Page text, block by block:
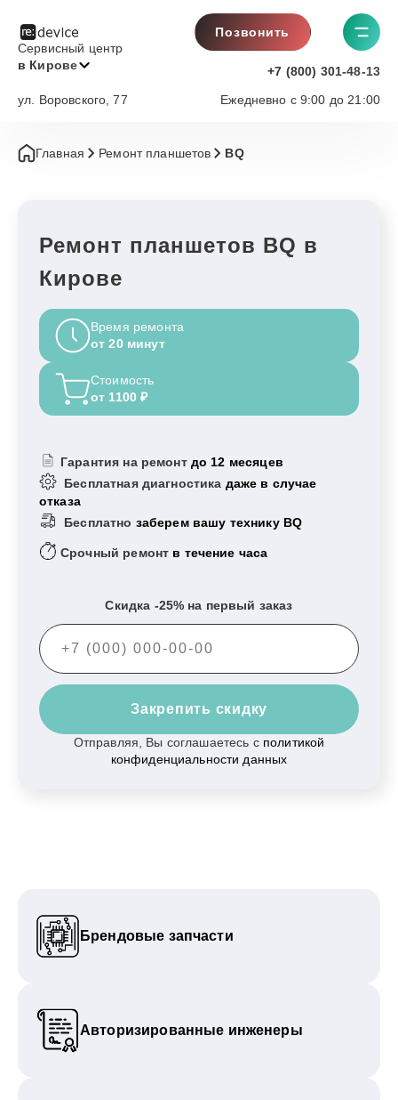
Сервисный центр
в Кирове
Позвонить
+7 (800) 301-48-13
Ежедневно с 9:00 до 21:00
ул. Воровского, 77
Главная Ремонт планшетов BQ
Ремонт планшетов BQ в
Кирове
Время ремонта
от 20 минут
Стоимость
от 1100 ₽
Гарантия на ремонт до 12 месяцев
Бесплатная диагностика даже в случае
отказа
Бесплатно заберем вашу технику BQ
Срочный ремонт в течение часа
Скидка -25% на первый заказ
Закрепить скидку
Отправляя, Вы соглашаетесь с политикой
конфиденциальности данных
Брендовые запчасти
Авторизированные инженеры